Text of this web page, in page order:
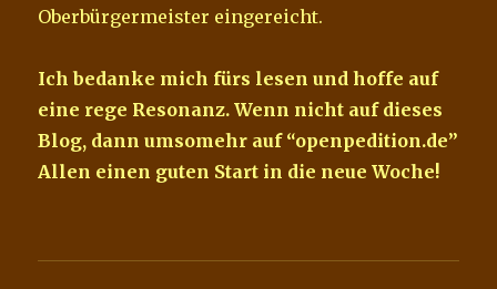
Oberbürgermeister eingereicht.
Ich bedanke mich fürs lesen und hoffe auf
eine rege Resonanz. Wenn nicht auf dieses
Blog, dann umsomehr auf “openpedition.de”
Allen einen guten Start in die neue Woche!